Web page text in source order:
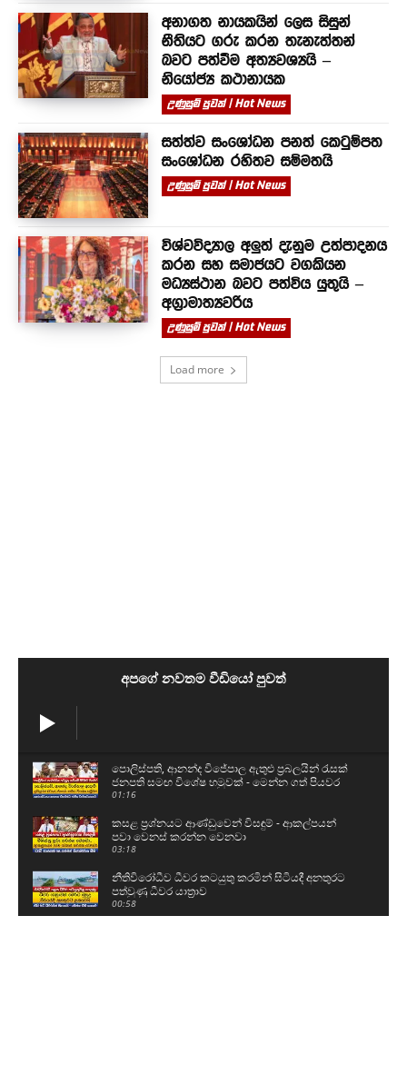
අනාගත නායකයින් ලෙස සිසුන්
නීතියට ගරු කරන තැනැත්තන්
බවට පත්වීම අත්‍යවශ්‍යයි –
නියෝජ්‍ය කථානායක
උණුසුම් පුවත් | Hot News
සත්ත්ව සංශෝධන පනත් කෙටුම්පත
සංශෝධන රහිතව සම්මතයි
උණුසුම් පුවත් | Hot News
විශ්වවිද්‍යාල අලුත් දැනුම උත්පාදනය
කරන සහ සමාජයට වගකියන
මධ්‍යස්ථාන බවට පත්විය යුතුයි –
අග්‍රාමාත්‍යවරිය
උණුසුම් පුවත් | Hot News
Load more
අපගේ නවතම වීඩියෝ පුවත්
පොලිස්පති, ආනන්ද විජේපාල ඇතුළු ප්‍රබලයින් රැසක්
ජනපති සමඟ විශේෂ හමුවක් - මෙන්න ගත් පියවර
01:16
කසළ ප්‍රශ්නයට ආණ්ඩුවෙන් විසඳුම් - ආකල්පයන්
පවා වෙනස් කරන්න වෙනවා
03:18
නීතිවිරෝධීව ධීවර කටයුතු කරමින් සිටියදී අනතුරට
පත්වුණු ධීවර යාත්‍රාව
00:58